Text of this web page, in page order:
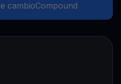
cambioCompound